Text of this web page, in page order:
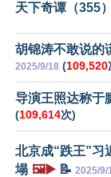
天下奇谭（355
胡锦涛不敢说的
2025/9/18 (109,520
导演王照达称于
(109,614次)
北京成“跌王”习
塌 🖼️▶️ 📝 2025/9/